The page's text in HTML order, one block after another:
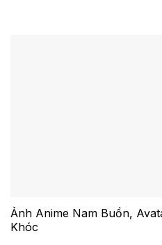
Ảnh Anime Nam Buồn,
Khóc